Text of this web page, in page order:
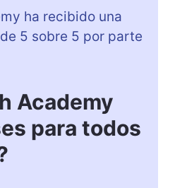
ha recibido una
5 sobre 5 por parte
Academy
para todos